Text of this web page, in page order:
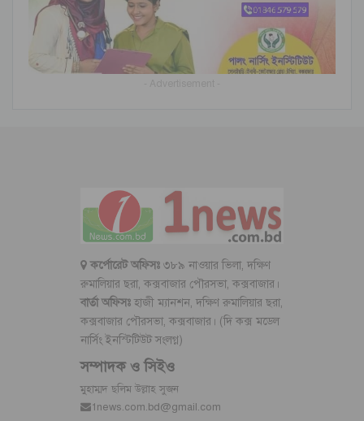
কর্পোরেট অফিসঃ৩৮৯ নাওয়ার ভিলা, দক্ষিণ
রুমালিয়ার ছরা, কক্সবাজার পৌরসভা, কক্সবাজার।
বার্তা অফিসঃ হাজী ম্যানশন, দক্ষিণ রুমালিয়ার ছরা,
কক্সবাজার পৌরসভা, কক্সবাজার। (দি কক্স মডেল
নার্সিং ইনস্টিটিউট সংলগ্ন)
সম্পাদক ও সিইও
মুহাম্মদ ছলিম উল্লাহ সুজন
1news.com.bd@gmail.com